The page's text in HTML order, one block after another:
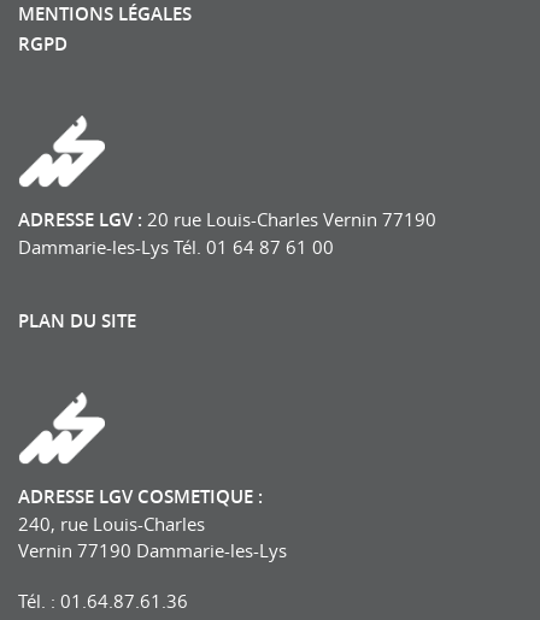
MENTIONS LÉGALES
RGPD
ADRESSE LGV : 20 rue Louis-Charles Vernin 77190
Dammarie-les-Lys Tél. 01 64 87 61 00
PLAN DU SITE
ADRESSE LGV COSMETIQUE :
240, rue Louis-Charles
Vernin 77190 Dammarie-les-Lys
Tél. : 01.64.87.61.36